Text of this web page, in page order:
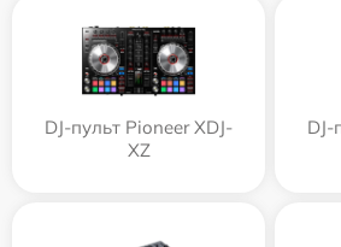
DJ-пульт Pioneer XDJ-
XZ
DJ-